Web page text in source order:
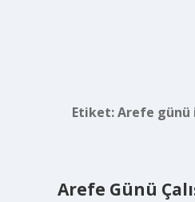
Etiket:Arefe günü
Arefe Günü